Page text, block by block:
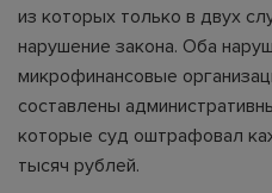
из которых только в двух
нарушение закона. Оба
микрофинансовые
составлены
которые суд оштрафовал
тысяч рублей.